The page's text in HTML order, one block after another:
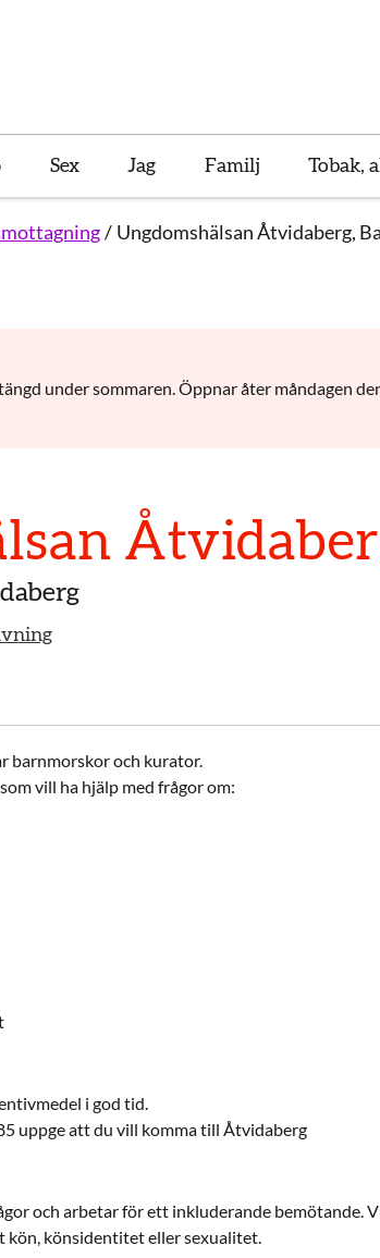
Sex Jag Familj Tobak,
Ungdomshälsan Åtvidaberg,
under sommaren. Öppnar åter måndagen
barnmorskor och kurator.
vill ha hjälp med frågor om:
i god tid.
uppge att du vill komma till Åtvidaberg
och arbetar för ett inkluderande bemötande.
kön, könsidentitet eller sexualitet.